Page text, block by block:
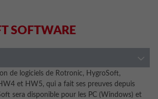
SOFTWARE
de logiciels de Rotronic, HygroSoft,
et HW5, qui a fait ses preuves depuis
sera disponible pour les PC (Windows) et